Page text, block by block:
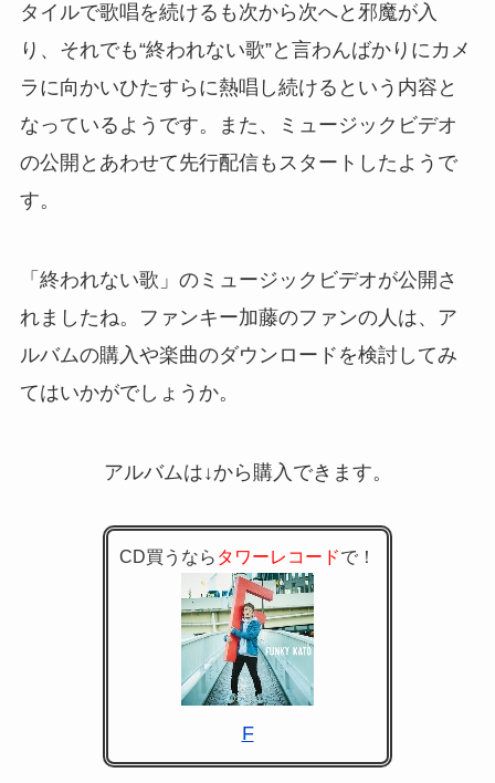
タイルで歌唱を続けるも次から次へと邪魔が入
り、それでも“終われない歌”と言わんばかりにカメ
ラに向かいひたすらに熱唱し続けるという内容と
なっているようです。また、ミュージックビデオ
の公開とあわせて先行配信もスタートしたようで
す。
「終われない歌」のミュージックビデオが公開さ
れましたね。ファンキー加藤のファンの人は、ア
ルバムの購入や楽曲のダウンロードを検討してみ
てはいかがでしょうか。
アルバムは↓から購入できます。
CD買うなら タワーレコードで！
F